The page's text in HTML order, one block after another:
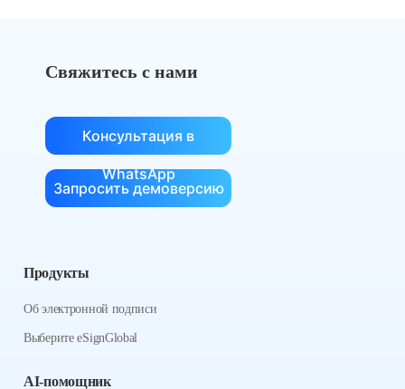
Свяжитесь с нами
Консультация в
WhatsApp
Запросить демоверсию
Продукты
Об электронной подписи
Выберите eSignGlobal
AI-помощник